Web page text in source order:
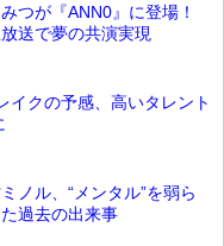
つが『ANN0』に登場！
送で夢の共演実現
イクの予感、高いタレント
ノル、“メンタル”を弱ら
過去の出来事